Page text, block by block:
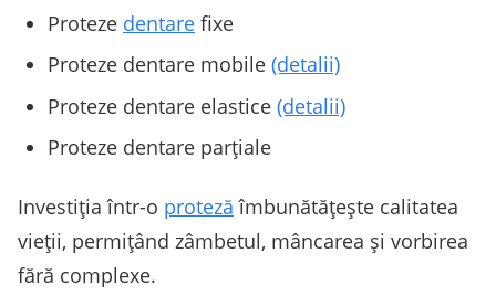
Proteze dentare fixe
Proteze dentare mobile (detalii)
Proteze dentare elastice (detalii)
Proteze dentare parțiale
Investiția într-o proteză îmbunătățește calitatea
vieții, permițând zâmbetul, mâncarea și vorbirea
fără complexe.